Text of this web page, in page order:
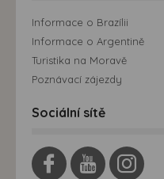
Informace o Brazílii
Informace o Argentině
Turistika na Moravě
Poznávací zájezdy
Sociální sítě